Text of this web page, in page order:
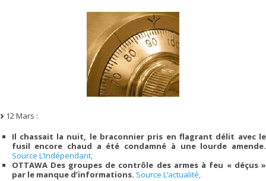
12 Mars :
Il chassait la nuit, le braconnier pris en flagrant délit avec le
fusil encore chaud a été condamné à une lourde amende.
Source L’Indépendant,
OTTAWA Des groupes de contrôle des armes à feu « déçus »
par le manque d’informations. Source L’actualité,